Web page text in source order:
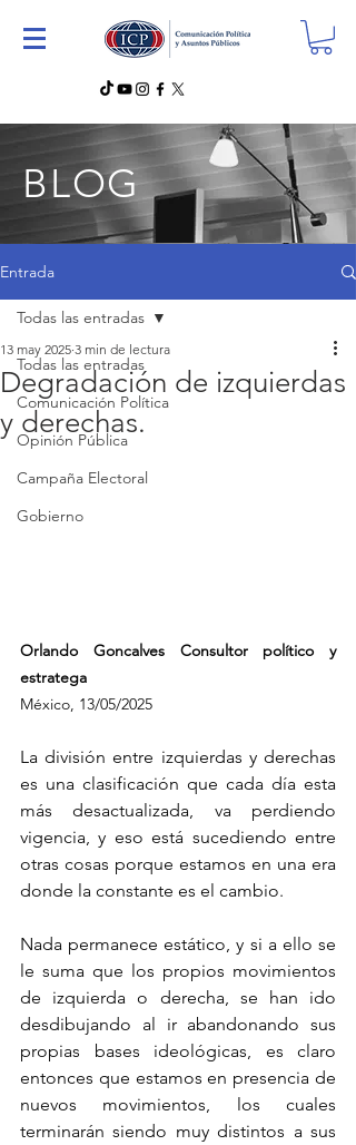
BLOG
Entrada
Todas las entradas
Comunicación Política
Opinión Pública
Campaña Electoral
Gobierno
Todas las entradas
Degradación de izquierdas
y derechas.
13 may 2025 3 min de lectura
Orlando Goncalves Consultor político y
estratega
México, 13/05/2025
La división entre izquierdas y derechas
es una clasificación que cada día esta
más desactualizada, va perdiendo
vigencia, y eso está sucediendo entre
otras cosas porque estamos en una era
donde la constante es el cambio.
Nada permanece estático, y si a ello se
le suma que los propios movimientos
de izquierda o derecha, se han ido
desdibujando al ir abandonando sus
propias bases ideológicas, es claro
entonces que estamos en presencia de
nuevos movimientos, los cuales
terminarán siendo muy distintos a sus